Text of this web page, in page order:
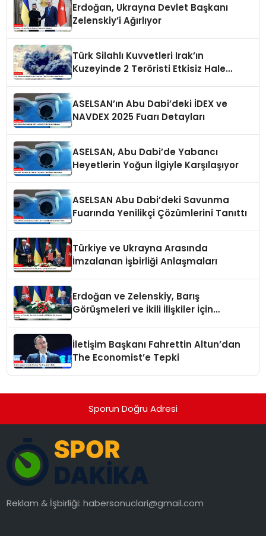
Erdoğan, Ukrayna Devlet Başkanı
Zelenskiy’i Ağırlıyor
Türk Silahlı Kuvvetleri Irak’ın
Kuzeyinde 2 Teröristi Etkisiz Hale
ASELSAN’ın Abu Dabi’deki İDEX ve
NAVDEX 2025 Fuarı Detayları
ASELSAN, Abu Dabi’de Yabancı
Heyetlerin Yoğun İlgiyle Karşılaşıyor
ASELSAN Abu Dabi’deki Savunma
Fuarında Yenilikçi Çözümlerini Tanıttı
Türkiye ve Ukrayna Arasında
İmzalanan İşbirliği Anlaşmaları
Erdoğan ve Zelenskiy, Barış
Görüşmeleri ve İkili İlişkiler İçin
İletişim Başkanı Fahrettin Altun’dan
The Economist’e Tepki
Sporun Doğru Adresi
Reklam & İşbirliği:habersonuclari@gmail.com